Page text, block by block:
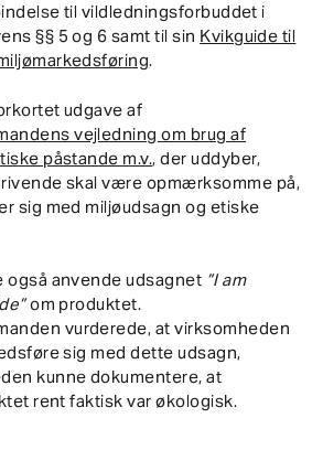
til vildledningsforbuddet i
§§ 5 og 6 samt til sin Kvikguide til
.
udgave af
vejledning om brug af
påstande m.v., der uddyber,
skal være opmærksomme på,
sig med miljøudsagn og etiske
også anvende udsagnet ”I am
om produktet.
vurderede, at virksomheden
sig med dette udsagn,
kunne dokumentere, at
rent faktisk var økologisk.